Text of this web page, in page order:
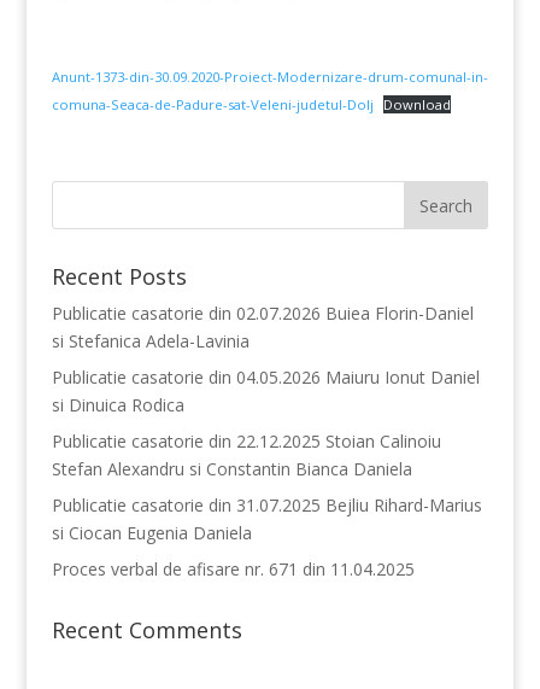
Anunt-1373-din-30.09.2020-Proiect-Modernizare-drum-comunal-in-
comuna-Seaca-de-Padure-sat-Veleni-judetul-Dolj
Download
Recent Posts
Publicatie casatorie din 02.07.2026 Buiea Florin-Daniel
si Stefanica Adela-Lavinia
Publicatie casatorie din 04.05.2026 Maiuru Ionut Daniel
si Dinuica Rodica
Publicatie casatorie din 22.12.2025 Stoian Calinoiu
Stefan Alexandru si Constantin Bianca Daniela
Publicatie casatorie din 31.07.2025 Bejliu Rihard-Marius
si Ciocan Eugenia Daniela
Proces verbal de afisare nr. 671 din 11.04.2025
Recent Comments